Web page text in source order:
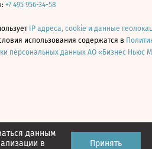
данным
в
Принять
+7 495 956-34-58
IP адреса, cookie и данные
использования содержатся в
персональных данных АО «Бизнес Ньюс